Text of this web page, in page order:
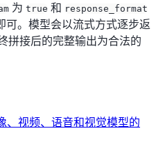
为 true 和 response_format
可。模型会以流式方式逐步返
拼接后的完整输出为合法的
、视频、语音和视觉模型的